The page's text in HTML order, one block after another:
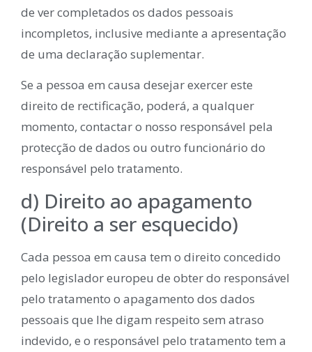
de ver completados os dados pessoais
incompletos, inclusive mediante a apresentação
de uma declaração suplementar.
Se a pessoa em causa desejar exercer este
direito de rectificação, poderá, a qualquer
momento, contactar o nosso responsável pela
protecção de dados ou outro funcionário do
responsável pelo tratamento.
d) Direito ao apagamento
(Direito a ser esquecido)
Cada pessoa em causa tem o direito concedido
pelo legislador europeu de obter do responsável
pelo tratamento o apagamento dos dados
pessoais que lhe digam respeito sem atraso
indevido, e o responsável pelo tratamento tem a